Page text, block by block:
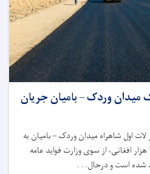
میدان وردک – بامیان جریان
لات اول شاهراه میدان وردک – بامیان به
هزار افغانی، از سوی وزارت فواید عامه
شده است و درحال. . .